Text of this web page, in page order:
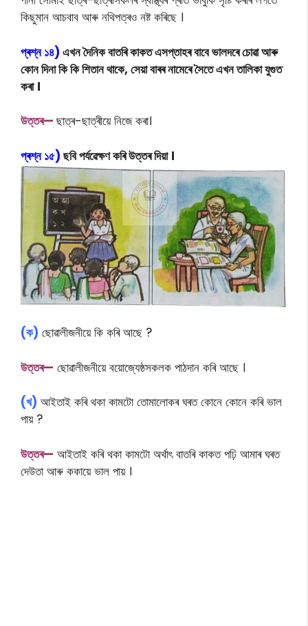
কিছুমান আচবাব আৰু নথিপত্ৰও নষ্ট কৰিছে ।
প্ৰশ্ন ১৪) এখন দৈনিক বাতৰি কাকত এসপ্তাহৰ বাবে ভালদৰে চোৱা আৰু
কোন দিনা কি কি শিতান থাকে, সেয়া বাৰৰ নামেৰে সৈতে এখন তালিকা যুগুত
কৰা ।
উত্তৰ— ছাত্ৰ-ছাত্ৰীয়ে নিজে কৰা।
প্ৰশ্ন ১৫) ছবি পৰ্যৱেক্ষণ কৰি উত্তৰ দিয়া ।
(ক) ছোৱালীজনীয়ে কি কৰি আছে ?
উত্তৰ— ছোৱালীজনীয়ে বয়োজ্যেষ্ঠসকলক পাঠদান কৰি আছে ।
(খ) আইতাই কৰি থকা কামটো তোমালোকৰ ঘৰত কোনে কোনে কৰি ভাল
পায় ?
উত্তৰ— আইতাই কৰি থকা কামটো অৰ্থাৎ বাতৰি কাকত পঢ়ি আমাৰ ঘৰত
দেউতা আৰু ককায়ে ভাল পায় ।